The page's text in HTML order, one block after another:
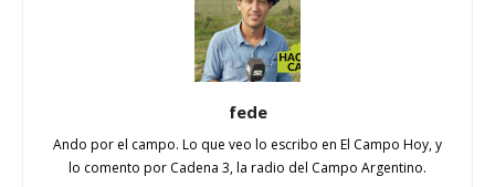
fede
Ando por el campo. Lo que veo lo escribo en El Campo Hoy, y
lo comento por Cadena 3, la radio del Campo Argentino.